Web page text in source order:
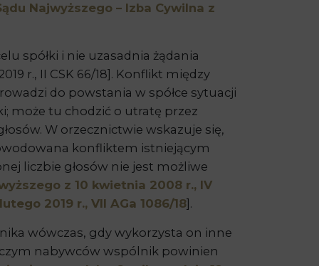
Najwyższego – Izba Cywilna z
spółki i nie uzasadnia żądania
r., II CSK 66/18]. Konflikt między
do powstania w spółce sytuacji
może tu chodzić o utratę przez
W orzecznictwie wskazuje się,
konfliktem istniejącym
liczbie głosów nie jest możliwe
z 10 kwietnia 2008 r., IV
2019 r., VII AGa 1086/18].
wówczas, gdy wykorzysta on inne
czym nabywców wspólnik powinien